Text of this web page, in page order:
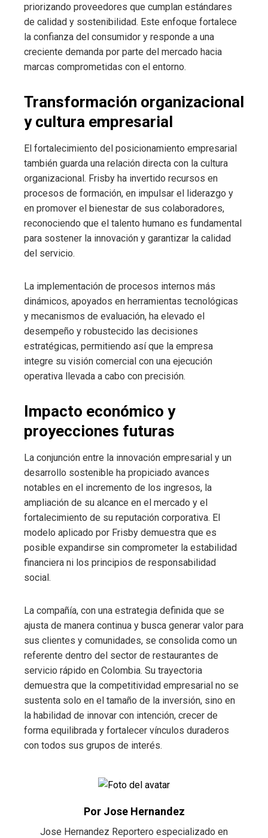
priorizando proveedores que cumplan estándares
de calidad y sostenibilidad. Este enfoque fortalece
la confianza del consumidor y responde a una
creciente demanda por parte del mercado hacia
marcas comprometidas con el entorno.
Transformación organizacional
y cultura empresarial
El fortalecimiento del posicionamiento empresarial
también guarda una relación directa con la cultura
organizacional. Frisby ha invertido recursos en
procesos de formación, en impulsar el liderazgo y
en promover el bienestar de sus colaboradores,
reconociendo que el talento humano es fundamental
para sostener la innovación y garantizar la calidad
del servicio.
La implementación de procesos internos más
dinámicos, apoyados en herramientas tecnológicas
y mecanismos de evaluación, ha elevado el
desempeño y robustecido las decisiones
estratégicas, permitiendo así que la empresa
integre su visión comercial con una ejecución
operativa llevada a cabo con precisión.
Impacto económico y
proyecciones futuras
La conjunción entre la innovación empresarial y un
desarrollo sostenible ha propiciado avances
notables en el incremento de los ingresos, la
ampliación de su alcance en el mercado y el
fortalecimiento de su reputación corporativa. El
modelo aplicado por Frisby demuestra que es
posible expandirse sin comprometer la estabilidad
financiera ni los principios de responsabilidad
social.
La compañía, con una estrategia definida que se
ajusta de manera continua y busca generar valor para
sus clientes y comunidades, se consolida como un
referente dentro del sector de restaurantes de
servicio rápido en Colombia. Su trayectoria
demuestra que la competitividad empresarial no se
sustenta solo en el tamaño de la inversión, sino en
la habilidad de innovar con intención, crecer de
forma equilibrada y fortalecer vínculos duraderos
con todos sus grupos de interés.
Por Jose Hernandez
Jose Hernandez Reportero especializado en